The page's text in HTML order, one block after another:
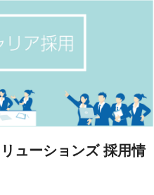
ューションズ 採用情